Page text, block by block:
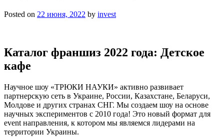
Posted on 22 июня, 2022 by invest
Каталог франшиз 2022 года: Детское
кафе
Научное шоу «ТРЮКИ НАУКИ» активно развивает
партнерскую сеть в Украине, России, Казахстане, Беларуси,
Молдове и других странах СНГ. Мы создаем шоу на основе
научных экспериментов с 2010 года! Это новый формат для
event направления, к котором мы являемся лидерами на
территории Украины.